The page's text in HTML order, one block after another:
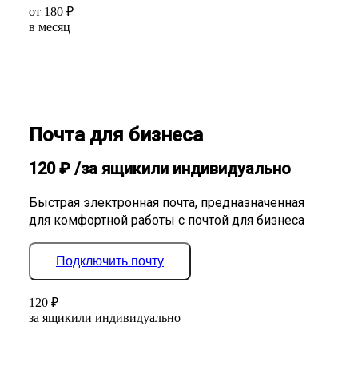
от 180 ₽
в месяц
Почта для бизнеса
120₽ /за ящикили индивидуально
Быстрая электронная почта, предназначенная
для комфортной работы с почтой для бизнеса
Подключить почту
120 ₽
за ящикили индивидуально